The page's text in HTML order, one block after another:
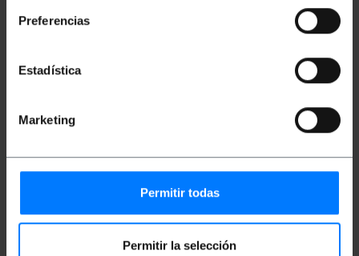
Preferencias
Estadística
Marketing
Permitir todas
Permitir la selección
na oprawach z gwintem E27. Konwerter gwintów
E27 gwint męski na żeński E40.
Ma męski gwint E27 i żeński gwint E40.
Rozmiar: 79 x 50 x 50 mm.
Miary i wagi
Waga brutto: 40 g
wysokość): 8.1 x 4.6 x 4.6 cm